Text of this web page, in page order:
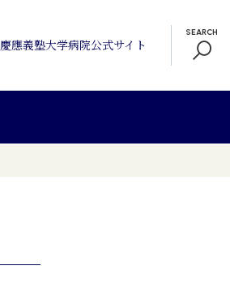
慶應義塾大学病院公式サイト
SEARCH